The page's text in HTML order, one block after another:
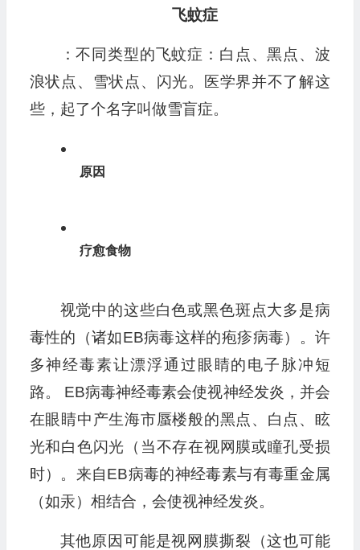
飞蚊症
：不同类型的飞蚊症：白点、黑点、波
浪状点、雪状点、闪光。医学界并不了解这
些，起了个名字叫做雪盲症。
原因
疗愈食物
视觉中的这些白色或黑色斑点大多是病
毒性的（诸如EB病毒这样的疱疹病毒）。许
多神经毒素让漂浮通过眼睛的电子脉冲短
路。 EB病毒神经毒素会使视神经发炎，并会
在眼睛中产生海市蜃楼般的黑点、白点、眩
光和白色闪光（当不存在视网膜或瞳孔受损
时）。来自EB病毒的神经毒素与有毒重金属
（如汞）相结合，会使视神经发炎。
其他原因可能是视网膜撕裂（这也可能